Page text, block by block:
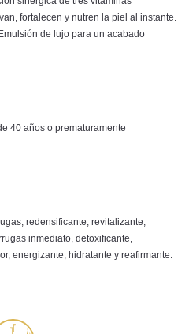
fortalecen y nutren la piel al instante.
de lujo para un acabado
40 años o prematuramente
redensificante, revitalizante,
inmediato, detoxificante,
energizante, hidratante y reafirmante.